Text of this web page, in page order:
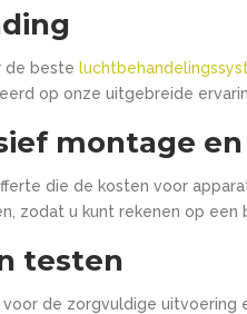
de beste
op onze uitgebreide
montage
die de kosten voor
zodat u kunt rekenen op een
testen
de zorgvuldige